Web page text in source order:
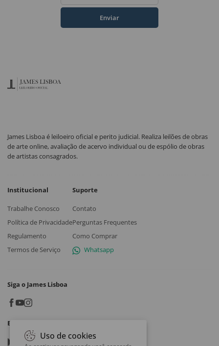
Enviar
James Lisboa é leiloeiro oficial e perito judicial. Realiza leilões de obras
de arte online, avaliação de acervo individual ou de espólio de obras
de artistas consagrados.
Institucional
Trabalhe Conosco
Política de Privacidade
Regulamento
Termos de Serviço
Suporte
Contato
Perguntas Frequentes
Como Comprar
Whatsapp
Siga o James Lisboa
Baixe o App
Google play
Uso de cookies